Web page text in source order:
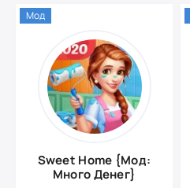
Sweet Home {Мод:
Много Денег}
Мод